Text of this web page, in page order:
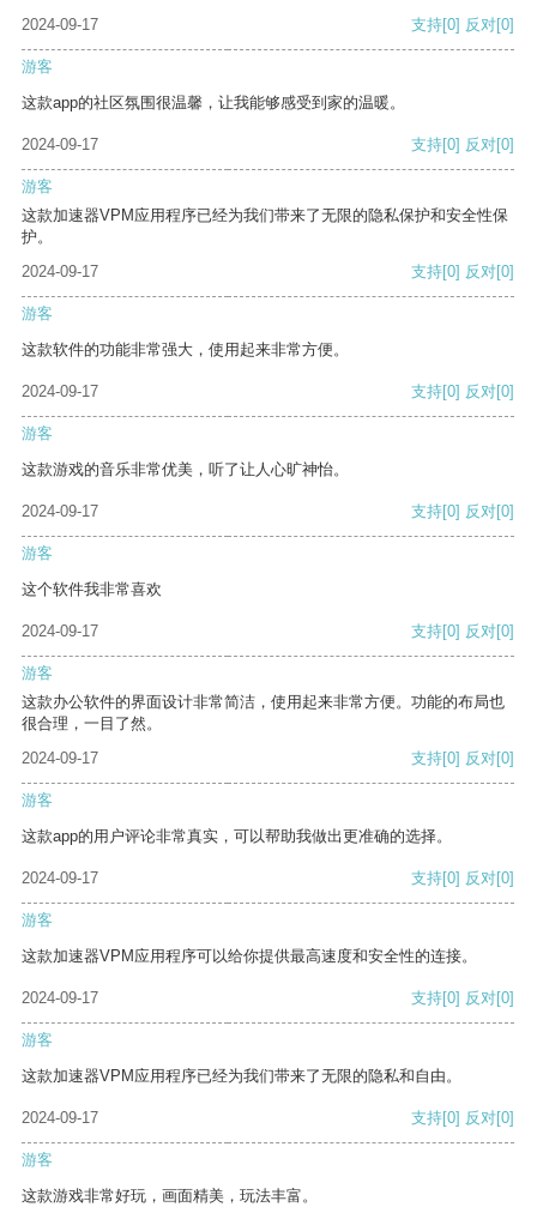
2024-09-17 支持[0] 反对[0]
游客
这款app的社区氛围很温馨，让我能够感受到家的温暖。
2024-09-17 支持[0] 反对[0]
游客
这款加速器VPM应用程序已经为我们带来了无限的隐私保护和安全性保
护。
2024-09-17
支持[0] 反对[0]
游客
这款软件的功能非常强大，使用起来非常方便。
2024-09-17 支持[0] 反对[0]
游客
这款游戏的音乐非常优美，听了让人心旷神怡。
2024-09-17 支持[0] 反对[0]
游客
这个软件我非常喜欢
2024-09-17 支持[0] 反对[0]
游客
这款办公软件的界面设计非常简洁，使用起来非常方便。功能的布局也
很合理，一目了然。
2024-09-17
支持[0] 反对[0]
游客
这款app的用户评论非常真实，可以帮助我做出更准确的选择。
2024-09-17 支持[0] 反对[0]
游客
这款加速器VPM应用程序可以给你提供最高速度和安全性的连接。
2024-09-17 支持[0] 反对[0]
游客
这款加速器VPM应用程序已经为我们带来了无限的隐私和自由。
2024-09-17 支持[0] 反对[0]
游客
这款游戏非常好玩，画面精美，玩法丰富。